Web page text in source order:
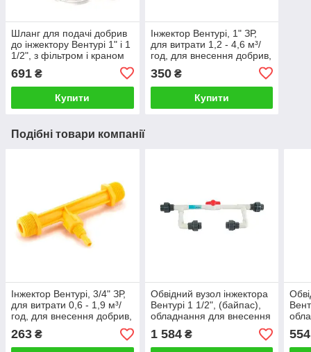
Шланг для подачі добрив
до інжектору Вентурі 1" і 1
1/2", з фільтром і краном
691 ₴
Купити
Інжектор Вентурі, 1" ЗР,
для витрати 1,2 - 4,6 м³/
год, для внесення добрив,
крапельного поливу),
Presto-PS
350₴
Купити
Подібні товари компанії
Інжектор Вентурі, 3/4" ЗР,
для витрати 0,6 - 1,9 м³/
год, для внесення добрив,
Presto-PS
263 ₴
Обвідний вузол інжектора
Вентурі 1 1/2", (байпас),
обладнання для внесення
добрив, Presto-PS
1 584₴ 554